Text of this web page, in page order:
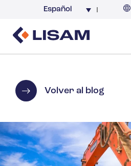
Español
Volver al blog